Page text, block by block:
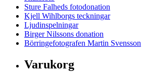
Sture Falheds fotodonation
Kjell Wihlborgs teckningar
Ljudinspelningar
Birger Nilssons donation
Börringefotografen Martin Svensson
Varukorg